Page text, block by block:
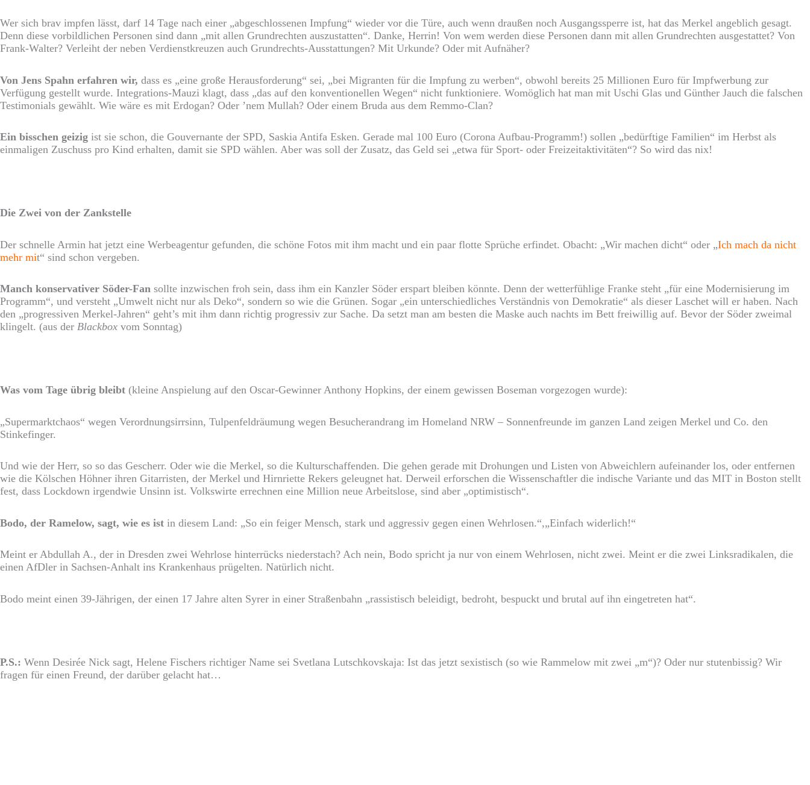
Wer sich brav impfen lässt, darf 14 Tage nach einer „abgeschlossenen Impfung“ wieder vor die Türe, auch wenn draußen noch Ausgangssperre ist, hat das Merkel angeblich gesagt.
Denn diese vorbildlichen Personen sind dann „mit allen Grundrechten auszustatten“. Danke, Herrin! Von wem werden diese Personen dann mit allen Grundrechten ausgestattet? Von
Frank-Walter? Verleiht der neben Verdienstkreuzen auch Grundrechts-Ausstattungen? Mit Urkunde? Oder mit Aufnäher?
Von Jens Spahn erfahren wir, dass es „eine große Herausforderung“ sei, „bei Migranten für die Impfung zu werben“, obwohl bereits 25 Millionen Euro für Impfwerbung zur
Verfügung gestellt wurde. Integrations-Mauzi klagt, dass „das auf den konventionellen Wegen“ nicht funktioniere. Womöglich hat man mit Uschi Glas und Günther Jauch die falschen
Testimonials gewählt. Wie wäre es mit Erdogan? Oder ’nem Mullah? Oder einem Bruda aus dem Remmo-Clan?
Ein bisschen geizig ist sie schon, die Gouvernante der SPD, Saskia Antifa Esken. Gerade mal 100 Euro (Corona Aufbau-Programm!) sollen „bedürftige Familien“ im Herbst als
einmaligen Zuschuss pro Kind erhalten, damit sie SPD wählen. Aber was soll der Zusatz, das Geld sei „etwa für Sport- oder Freizeitaktivitäten“? So wird das nix!
Die Zwei von der Zankstelle
Der schnelle Armin hat jetzt eine Werbeagentur gefunden, die schöne Fotos mit ihm macht und ein paar flotte Sprüche erfindet. Obacht: „Wir machen dicht“ oder „Ich mach da nicht
mehr mit“ sind schon vergeben.
Manch konservativer Söder-Fan sollte inzwischen froh sein, dass ihm ein Kanzler Söder erspart bleiben könnte. Denn der wetterfühlige Franke steht „für eine Modernisierung im
Programm“, und versteht „Umwelt nicht nur als Deko“, sondern so wie die Grünen. Sogar „ein unterschiedliches Verständnis von Demokratie“ als dieser Laschet will er haben. Nach
den „progressiven Merkel-Jahren“ geht’s mit ihm dann richtig progressiv zur Sache. Da setzt man am besten die Maske auch nachts im Bett freiwillig auf. Bevor der Söder zweimal
klingelt. (aus der Blackbox vom Sonntag)
Was vom Tage übrig bleibt (kleine Anspielung auf den Oscar-Gewinner Anthony Hopkins, der einem gewissen Boseman vorgezogen wurde):
„Supermarktchaos“ wegen Verordnungsirrsinn, Tulpenfeldräumung wegen Besucherandrang im Homeland NRW – Sonnenfreunde im ganzen Land zeigen Merkel und Co. den
Stinkefinger.
Und wie der Herr, so so das Gescherr. Oder wie die Merkel, so die Kulturschaffenden. Die gehen gerade mit Drohungen und Listen von Abweichlern aufeinander los, oder entfernen
wie die Kölschen Höhner ihren Gitarristen, der Merkel und Hirnriette Rekers geleugnet hat. Derweil erforschen die Wissenschaftler die indische Variante und das MIT in Boston stellt
fest, dass Lockdown irgendwie Unsinn ist. Volkswirte errechnen eine Million neue Arbeitslose, sind aber „optimistisch“.
Bodo, der Ramelow, sagt, wie es ist in diesem Land: „So ein feiger Mensch, stark und aggressiv gegen einen Wehrlosen.“,„Einfach widerlich!“
Meint er Abdullah A., der in Dresden zwei Wehrlose hinterrücks niederstach? Ach nein, Bodo spricht ja nur von einem Wehrlosen, nicht zwei. Meint er die zwei Linksradikalen, die
einen AfDler in Sachsen-Anhalt ins Krankenhaus prügelten. Natürlich nicht.
Bodo meint einen 39-Jährigen, der einen 17 Jahre alten Syrer in einer Straßenbahn „rassistisch beleidigt, bedroht, bespuckt und brutal auf ihn eingetreten hat“.
P.S.: Wenn Desirée Nick sagt, Helene Fischers richtiger Name sei Svetlana Lutschkovskaja: Ist das jetzt sexistisch (so wie Rammelow mit zwei „m“)? Oder nur stutenbissig? Wir
fragen für einen Freund, der darüber gelacht hat…